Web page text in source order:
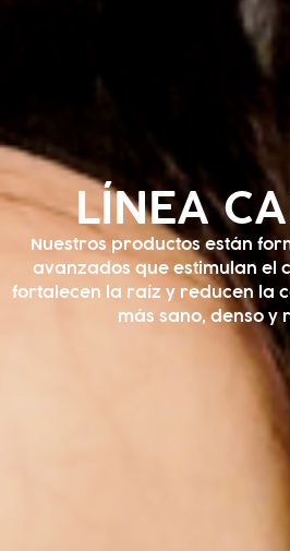
LÍNEA
Nuestros productos están
avanzados que estimulan el
fortalecen la raíz y reducen la
más sano, denso y